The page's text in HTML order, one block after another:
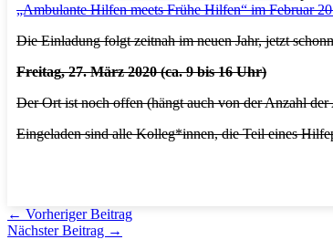
„Ambulante Hilfen meets Frühe Hilfen“ im Februar
Die Einladung folgt zeitnah im neuen Jahr, jetzt
Freitag, 27. März 2020 (ca. 9 bis 16 Uhr)
Der Ort ist noch offen (hängt auch von der Anzahl der
Eingeladen sind alle Kolleg*innen, die Teil eines
← Vorheriger Beitrag
Nächster Beitrag →